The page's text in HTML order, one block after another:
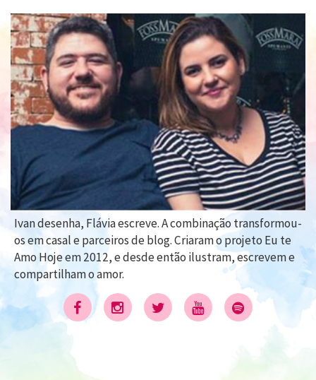
Ivan desenha, Flávia escreve. A combinação transformou-
os em casal e parceiros de blog. Criaram o projeto Eu te
Amo Hoje em 2012, e desde então ilustram, escrevem e
compartilham o amor.